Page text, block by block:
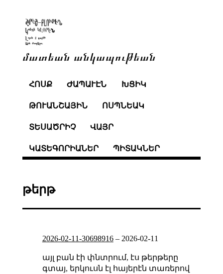
մատեան անկապութեան
ՀՈՍՔ ԺԱՊԱՒԷՆ ԽՑԻԿ
ԹՈՒԱՆՇԱՅԻՆ ՈՍՊՆԵԱԿ
ՏԵՍԱԾՐԻՉ ՎԱՅՐ
ԿԱՏԵԳՈՐԻԱՆԵՐ ՊԻՏԱԿՆԵՐ
թերթ
2026-02-11-30698916– 2026-02-11
այլ բան էի փնտրում, էս թերթերը
գտայ, երկուսն էլ հայերէն տառերով